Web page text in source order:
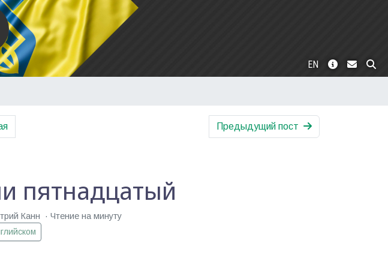
EN
Предыдущий пост
пятнадцатый
Канн
Чтение на минуту